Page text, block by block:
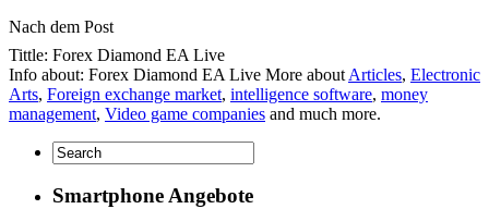
Nach dem Post
Tittle: Forex Diamond EA Live
Info about: Forex Diamond EA Live More about Articles, Electronic
Arts, Foreign exchange market, intelligence software, money
management, Video game companies and much more.
Smartphone Angebote